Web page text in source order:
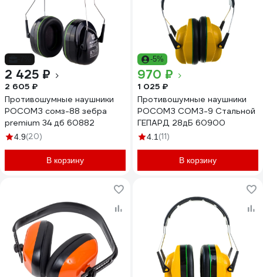
2 425 ₽
2 605 ₽
Противошумные наушники
РОСОМЗ сомз-88 зебра
premium 34 дб 60882
4.9(20)
В корзину
-5%
970 ₽
1 025 ₽
Противошумные наушники
РОСОМЗ СОМЗ-9 Стальной
ГЕПАРД 28дБ 60900
4.1 (11)
В корзину